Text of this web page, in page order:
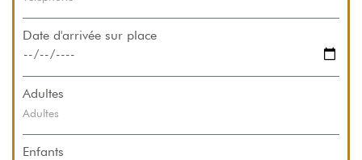
Date d'arrivée sur place
Adultes
Enfants